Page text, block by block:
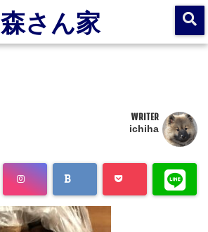
森さん家
WRITER
ichiha